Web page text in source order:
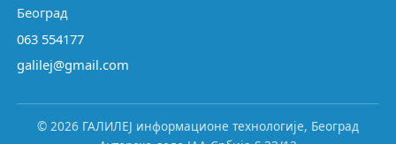
Београд
063 554177
galilej@gmail.com
© 2026 ГАЛИЛЕЈ информационе технологије, Београд